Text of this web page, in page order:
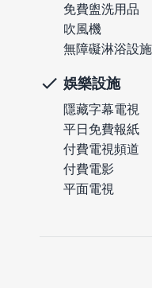
免費盥洗用品
吹風機
無障礙淋浴設施
娛樂設施
隱藏字幕電視
平日免費報紙
付費電視頻道
付費電影
平面電視